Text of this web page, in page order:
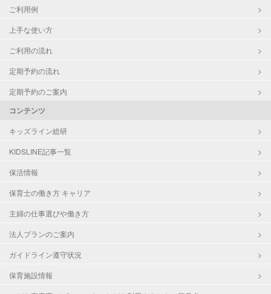
ご利用例
上手な使い方
ご利用の流れ
定期予約の流れ
定期予約のご案内
コンテンツ
キッズライン総研
KIDSLINE記事一覧
保活情報
保育士の働き方 キャリア
主婦の仕事選びや働き方
法人プランのご案内
ガイドライン遵守状況
保育施設情報